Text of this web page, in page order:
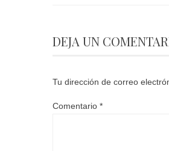
DEJA UN
Tu dirección de correo
Comentario *